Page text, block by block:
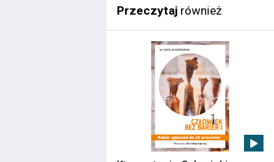
Przeczytaj również